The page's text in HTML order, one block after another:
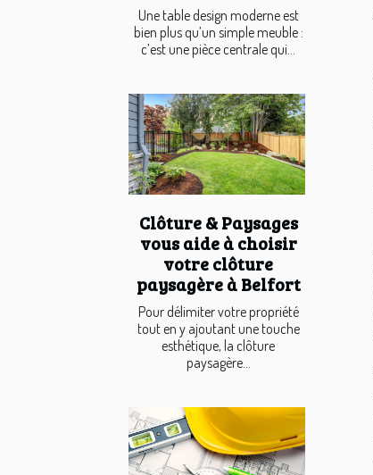
Une table design moderne est
bien plus qu’un simple meuble :
c’est une pièce centrale qui...
Clôture & Paysages
vous aide à choisir
votre clôture
paysagère à Belfort
Pour délimiter votre propriété
tout en y ajoutant une touche
esthétique, la clôture
paysagère...